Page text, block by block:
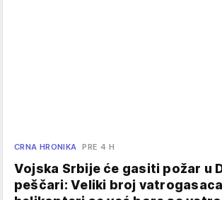
CRNA HRONIKA PRE 4 H
Vojska Srbije će gasiti požar u
peščari: Veliki broj